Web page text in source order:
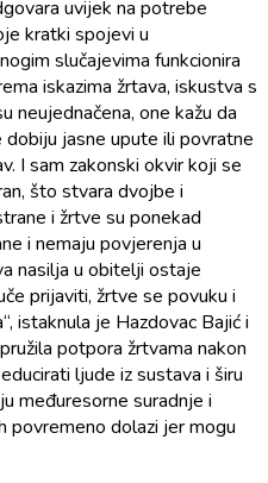
uvijek na potrebe
kratki spojevi u
slučajevima funkcionira
iskazima žrtava, iskustva s
neujednačena, one kažu da
jasne upute ili povratne
I sam zakonski okvir koji se
što stvara dvojbe i
i žrtve su ponekad
i nemaju povjerenja u
nasilja u obitelji ostaje
prijaviti, žrtve se povuku i
istaknula je Hazdovac Bajić i
potpora žrtvama nakon
ljude iz sustava i širu
međuresorne suradnje i
povremeno dolazi jer mogu